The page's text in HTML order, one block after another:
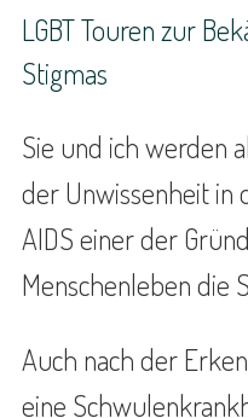
LGBT Touren zur
Stigmas
Sie und ich werden
der Unwissenheit in
AIDS einer der
Menschenleben die
Auch nach der
eine